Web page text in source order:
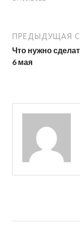
ПРЕДЫДУЩАЯ
Что нужно
6 мая